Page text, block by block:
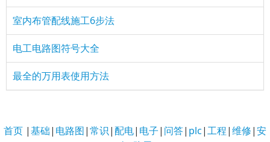
室内布管配线施工6步法
电工电路图符号大全
最全的万用表使用方法
首页 |基础| 电路图|常识|配电| 电子| 问答| plc|工程|维修|安